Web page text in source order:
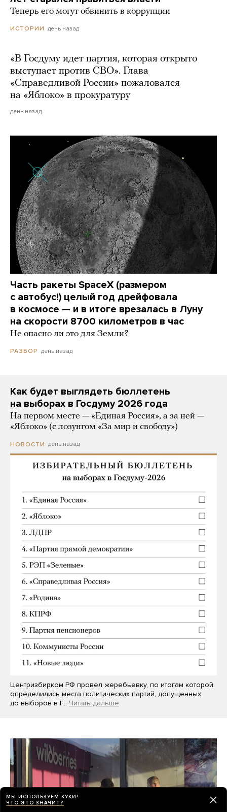
Теперь его могут обвинить в коррупции
ИСТОРИИ день назад
«В Госдуму идет партия, которая открыто
выступает против СВО». Глава
«Справедливой России» пожаловался
на «Яблоко» в прокуратуру
день назад
Часть ракеты SpaceX (размером
с автобус!) целый год дрейфовала
в космосе — и в итоге врезалась в Луну
на скорости 8700 километров в час
Не опасно ли это для Земли?
РАЗБОР день назад
Как будет выглядеть бюллетень
на выборах в Госдуму 2026 года
На первом месте — «Единая Россия», а за ней —
«Яблоко» (с лозунгом «За мир и свободу»)
НОВОСТИ день назад
Центризбирком РФ провел жеребьевку, по итогам которой
определились места политических партий, допущенных
до выборов в Г… Читать дальше
МЫ ИСПОЛЬЗУЕМ КУКИ!
ЧТО ЭТО ЗНАЧИТ?